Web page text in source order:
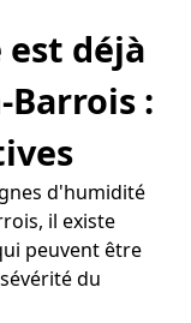
déjà
Barrois :
d'humidité
il existe
peuvent être
du